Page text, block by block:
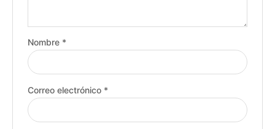
Nombre *
Correo electrónico *